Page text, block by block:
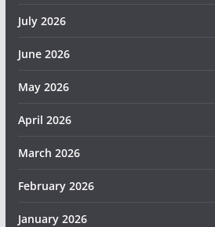
July 2026
June 2026
May 2026
April 2026
March 2026
February 2026
January 2026